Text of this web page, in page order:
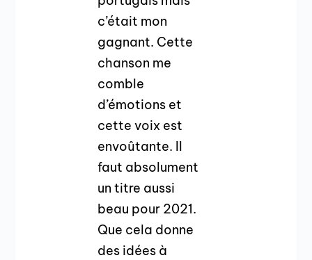
c’était mon
gagnant. Cette
chanson me
comble
d’émotions et
cette voix est
envoûtante. Il
faut absolument
un titre aussi
beau pour 2021.
Que cela donne
des idées à